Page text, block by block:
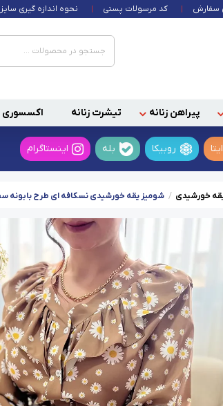
سفارش کد مرسولات پستی نحوه اندازه گیری سایز
پیراهن زنانه تیشرت زنانه اکسسوری
ایتا روبیکا بله اینستاگرام
خورشیدی شومیز یقه خورشیدی نسکافه ای طرح بابونه